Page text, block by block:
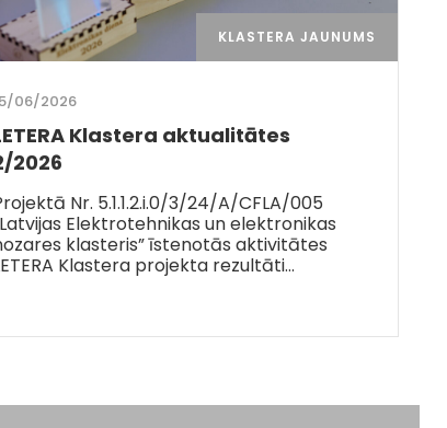
KLASTERA JAUNUMS
06/2026
Klastera aktualitātes
2026
Nr. 5.1.1.2.i.0/3/24/A/CFLA/005
Elektrotehnikas un elektronikas
klasteris” īstenotās aktivitātes
Klastera projekta rezultāti…